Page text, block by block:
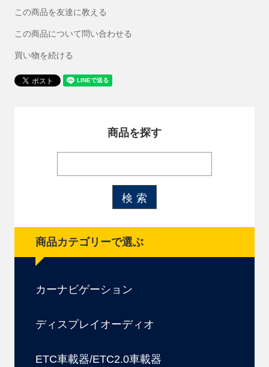
この商品を友達に教える
この商品について問い合わせる
買い物を続ける
商品を探す
商品カテゴリーで選ぶ
カーナビゲーション
ディスプレイオーディオ
ETC車載器/ETC2.0車載器